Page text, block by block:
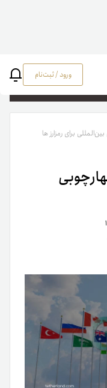
ورود / ثبت‌نام
چهارچوبی